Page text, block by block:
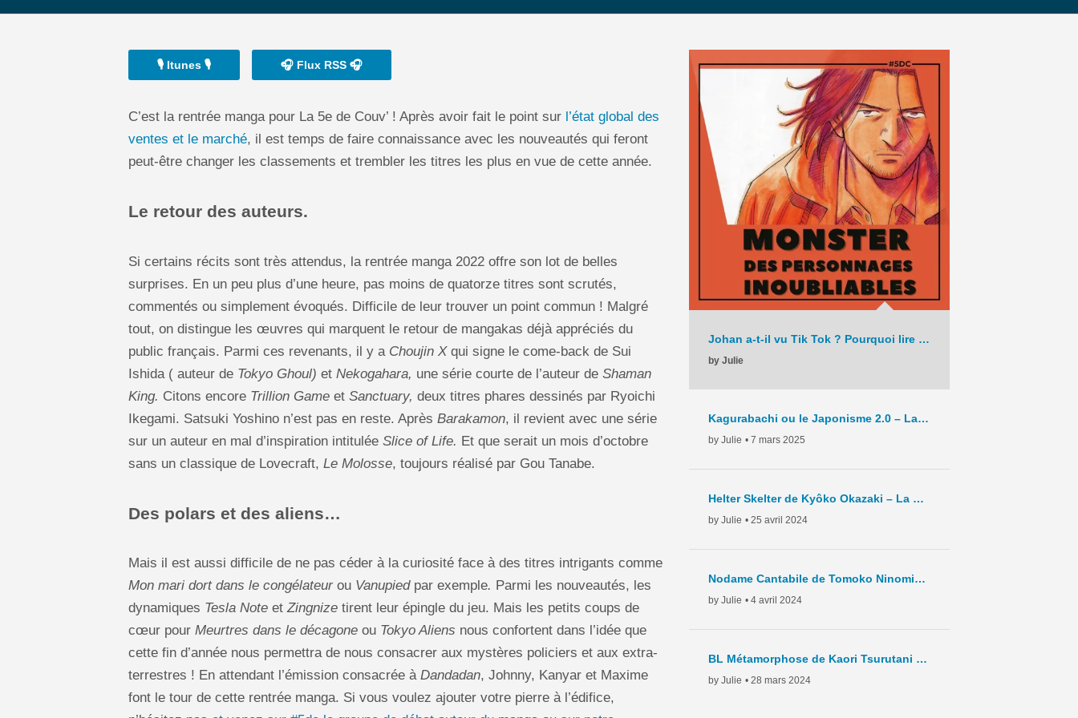
diminuer
volume.
🎙️ Itunes 🎙️ 🎧 Flux RSS 🎧
C’est la rentrée manga pour La 5e de Couv’ ! Après avoir fait le point sur l’état global des
ventes et le marché, il est temps de faire connaissance avec les nouveautés qui feront
peut-être changer les classements et trembler les titres les plus en vue de cette année.
Le retour des auteurs.
Si certains récits sont très attendus, la rentrée manga 2022 offre son lot de belles
surprises. En un peu plus d’une heure, pas moins de quatorze titres sont scrutés,
commentés ou simplement évoqués. Difficile de leur trouver un point commun ! Malgré
tout, on distingue les œuvres qui marquent le retour de mangakas déjà appréciés du
public français. Parmi ces revenants, il y a Choujin Xqui signe le come-back de Sui
Ishida ( auteur de Tokyo Ghoul) et Nekogahara, une série courte de l’auteur de Shaman
King. Citons encore Trillion Game et Sanctuary, deux titres phares dessinés par Ryoichi
Ikegami. Satsuki Yoshino n’est pas en reste. Après Barakamon, il revient avec une série
sur un auteur en mal d’inspiration intitulée Slice of Life. Et que serait un mois d’octobre
sans un classique de Lovecraft, Le Molosse, toujours réalisé par Gou Tanabe.
Des polars et des aliens…
Mais il est aussi difficile de ne pas céder à la curiosité face à des titres intrigants comme
Mon mari dort dans le congélateur ou Vanupied par exemple. Parmi les nouveautés, les
dynamiques Tesla Note etZingnize tirent leur épingle du jeu. Mais les petits coups de
cœur pour Meurtres dans le décagone ou Tokyo Aliens nous confortent dans l’idée que
cette fin d’année nous permettra de nous consacrer aux mystères policiers et aux extra-
terrestres ! En attendant l’émission consacrée à Dandadan, Johnny, Kanyar et Maxime
font le tour de cette rentrée manga. Si vous voulez ajouter votre pierre à l’édifice,
Johan a-t-il vu Tik Tok ? Pourquoi lire Monster en 2025 ? – La Chronique – C9 – 2025
by Julie
Kagurabachi ou le Japonisme 2.0 – La Chronique Hebdo – C8 – 2025
by Julie • 7 mars 2025
Helter Skelter de Kyôko Okazaki – La Chronique Hebdo – C7 – 2024
by Julie • 25 avril 2024
Nodame Cantabile de Tomoko Ninomiya – La Chronique Hebdo – C6 – 2024
by Julie • 4 avril 2024
BL Métamorphose de Kaori Tsurutani – La Chronique Hebdo – C5- 2024
by Julie • 28 mars 2024